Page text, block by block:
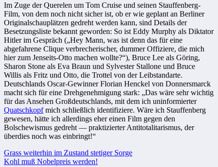
Im Zuge der Querelen um Tom Cruise und seinen Stauffenberg-
Film, von dem noch nicht sicher ist, ob er wie geplant an Berliner
Originalschauplätzen gedreht werden kann, sind Details der
Besetzungsliste bekannt geworden: So ist Eddy Murphy als Diktator
Hitler im Gespräch („Hey Mann, was ist denn das für eine
abgefahrene Clique verbrecherischer, dummer Offiziere, die mich
hier zum Jenseits-Otto machen wollte?“), Bruce Lee als Göring,
Sharon Stone als Eva Braun und Sylvester Stallone und Bruce
Willis als Fritz und Otto, die Trottel von der Leibstandarte.
Deutschlands Oscar-Gewinner Florian Henckel von Donnersmarck
macht sich für eine Drehgenehmigung stark: „Das wäre sehr wichtig
für das Ansehen Großdeutschlands, mit dem ich uninformierter
Quatschkopfmich schließlich identifiziere. Wäre ich Stauffenberg
gewesen, hätte ich allerdings eher einen Film gegen den
Bolschewismus gedreht — praktizierter Antitotalitarismus, der
überdies noch was einbringt!“
Beitragsnavigation
Grass weiterhin im Zustand stetiger Sorge
Kohl muß Nobelpreis werden!